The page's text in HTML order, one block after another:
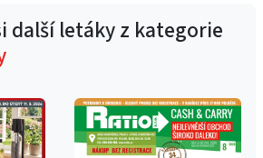
další letáky z kategorie